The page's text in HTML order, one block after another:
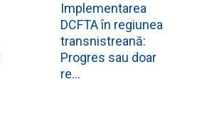
Implementarea
DCFTA în regiunea
transnistreană:
Progres sau doar
re...